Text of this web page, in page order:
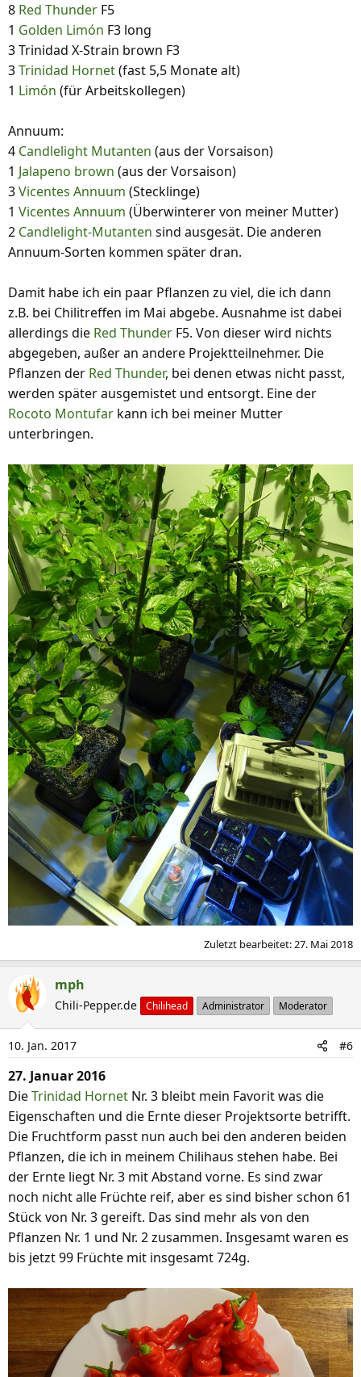
8 Red Thunder F5
1 Golden Limón F3 long
3 Trinidad X-Strain brown F3
3Trinidad Hornet(fast 5,5 Monate alt)
1 Limón (für Arbeitskollegen)
Annuum:
4 Candlelight Mutanten (aus der Vorsaison)
1 Jalapeno brown (aus der Vorsaison)
3Vicentes Annuum (Stecklinge)
1 Vicentes Annuum (Überwinterer von meiner Mutter)
2 Candlelight-Mutanten sind ausgesät. Die anderen
Annuum-Sorten kommen später dran.
Damit habe ich ein paar Pflanzen zu viel, die ich dann
z.B. bei Chilitreffen im Mai abgebe. Ausnahme ist dabei
allerdings die Red Thunder F5. Von dieser wird nichts
abgegeben, außer an andere Projektteilnehmer. Die
Pflanzen der Red Thunder, bei denen etwas nicht passt,
werden später ausgemistet und entsorgt. Eine der
Rocoto Montufar kann ich bei meiner Mutter
unterbringen.
Zuletzt bearbeitet:27. Mai 2018
mph
Chili-Pepper.de Chilihead Administrator Moderator
10. Jan. 2017 #6
27. Januar 2016
DieTrinidad Hornet Nr. 3 bleibt mein Favorit was die
Eigenschaften und die Ernte dieser Projektsorte betrifft.
Die Fruchtform passt nun auch bei den anderen beiden
Pflanzen, die ich in meinem Chilihaus stehen habe. Bei
der Ernte liegt Nr. 3 mit Abstand vorne. Es sind zwar
noch nicht alle Früchte reif, aber es sind bisher schon 61
Stück von Nr. 3 gereift. Das sind mehr als von den
Pflanzen Nr. 1 und Nr. 2 zusammen. Insgesamt waren es
bis jetzt 99 Früchte mit insgesamt 724g.